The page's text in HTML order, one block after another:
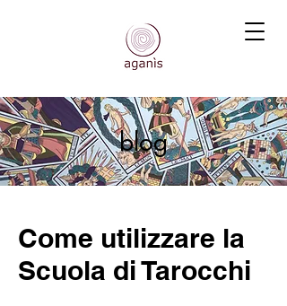
blog
Come utilizzare la
Scuola di Tarocchi